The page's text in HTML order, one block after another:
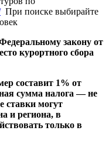
При поиске выбирайте
закону от
курортного сбора
составит 1% от
сумма налога — не
ставки могут
и региона, в
только в